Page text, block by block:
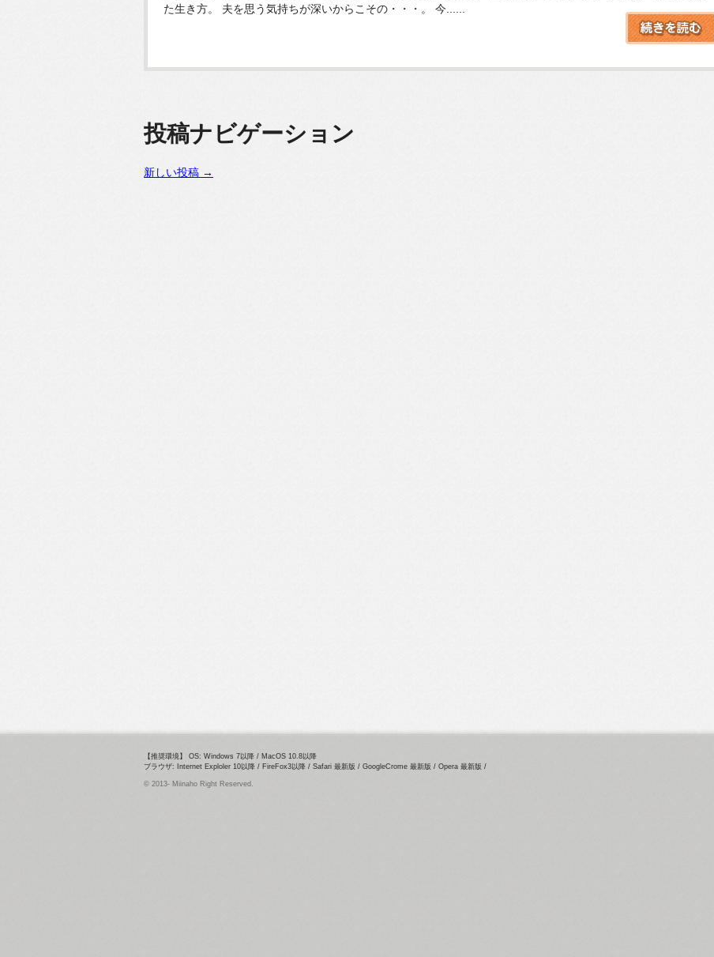
た生き方。 夫を思う気持ちが深いからこその・・・。 今......
投稿ナビゲーション
新しい投稿 →
【推奨環境】 OS: Windows 7以降 / MacOS 10.8以降
ブラウザ: Internet Exploler 10以降 / FireFox3以降 / Safari 最新版 / GoogleCrome 最新版 / Opera 最新版 /
© 2013- Miinaho Right Reserved.